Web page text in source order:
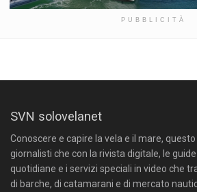
PUBBLICITÀ
SVN solovelanet
Conoscere e capire la vela e il mare,
giornalisti che con la rivista digitale, le
quotidiane e i servizi speciali in video che
di barche, di catamarani e di mercato